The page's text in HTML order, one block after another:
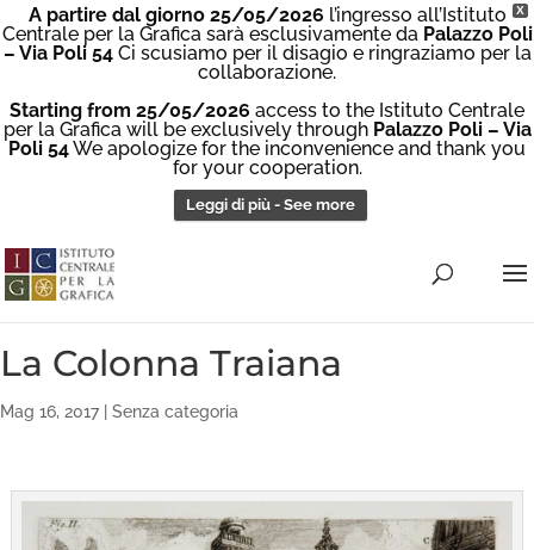
X
A partire dal giorno 25/05/2026 l’ingresso all’Istituto
Centrale per la Grafica sarà esclusivamente da Palazzo Poli
– Via Poli 54Ci scusiamo per il disagio e ringraziamo per la
collaborazione.
Starting from 25/05/2026 access to the Istituto Centrale
per la Grafica will be exclusively through Palazzo Poli – Via
Poli 54We apologize for the inconvenience and thank you
for your cooperation.
Leggi di più - See more
La Colonna Traiana
Mag 16, 2017| Senza categoria